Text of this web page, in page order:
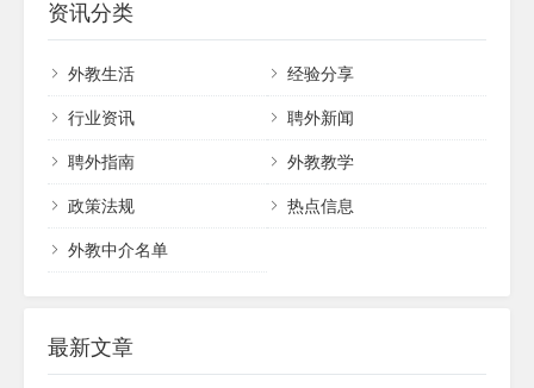
学习和实践，教师可以获得英语教学的核心
知识、教学方法和实践技能。这种系统的培
关键。 首先，我们来了解一下什么是TEFL认
证。TEFL认证是对外英语教学领域的一项专
业认证，它证明了持有者具备在英语为非母
语的国家教授英语的能力。这不仅仅是一张
纸质的证书，更是对持证人教学技能、专业
素养和跨文化沟通能力的认可。无论您是经...
资讯分类
外教生活
经验分享
行业资讯
聘外新闻
聘外指南
外教教学
政策法规
热点信息
外教中介名单
最新文章